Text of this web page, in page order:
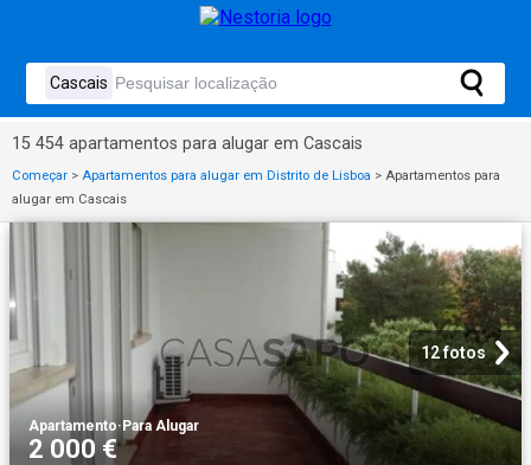
15 454 apartamentos para alugar em Cascais
Começar > Apartamentos para alugar em Distrito de Lisboa > Apartamentos para
alugar em Cascais
12 fotos
Apartamento· Para Alugar
2 000 €